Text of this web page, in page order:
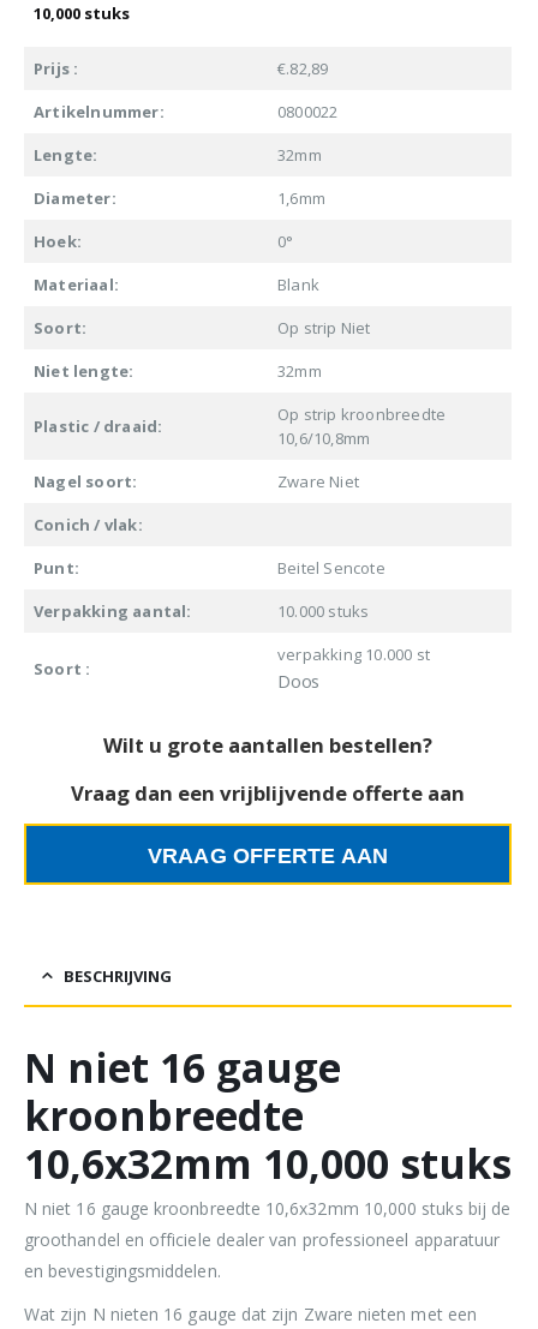
10,000 stuks
Prijs :
€.82,89
Artikelnummer:
0800022
Lengte:
32mm
Diameter:
1,6mm
Hoek:
0°
Materiaal:
Blank
Soort:
Op strip Niet
Niet lengte:
32mm
Plastic / draaid:
Op strip kroonbreedte
10,6/10,8mm
Nagel soort:
Zware Niet
Conich / vlak:
Punt:
Beitel Sencote
Verpakking aantal:
10.000 stuks
Soort :
verpakking 10.000 st
Doos
Wilt u grote aantallen bestellen?
Vraag dan een vrijblijvende offerte aan
VRAAG OFFERTE AAN
BESCHRIJVING
N niet 16 gauge
kroonbreedte
10,6x32mm 10,000 stuks
N niet 16 gauge kroonbreedte 10,6x32mm 10,000 stuks bij de
groothandel en officiele dealer van professioneel apparatuur
en bevestigingsmiddelen.
Wat zijn N nieten 16 gauge dat zijn Zware nieten met een